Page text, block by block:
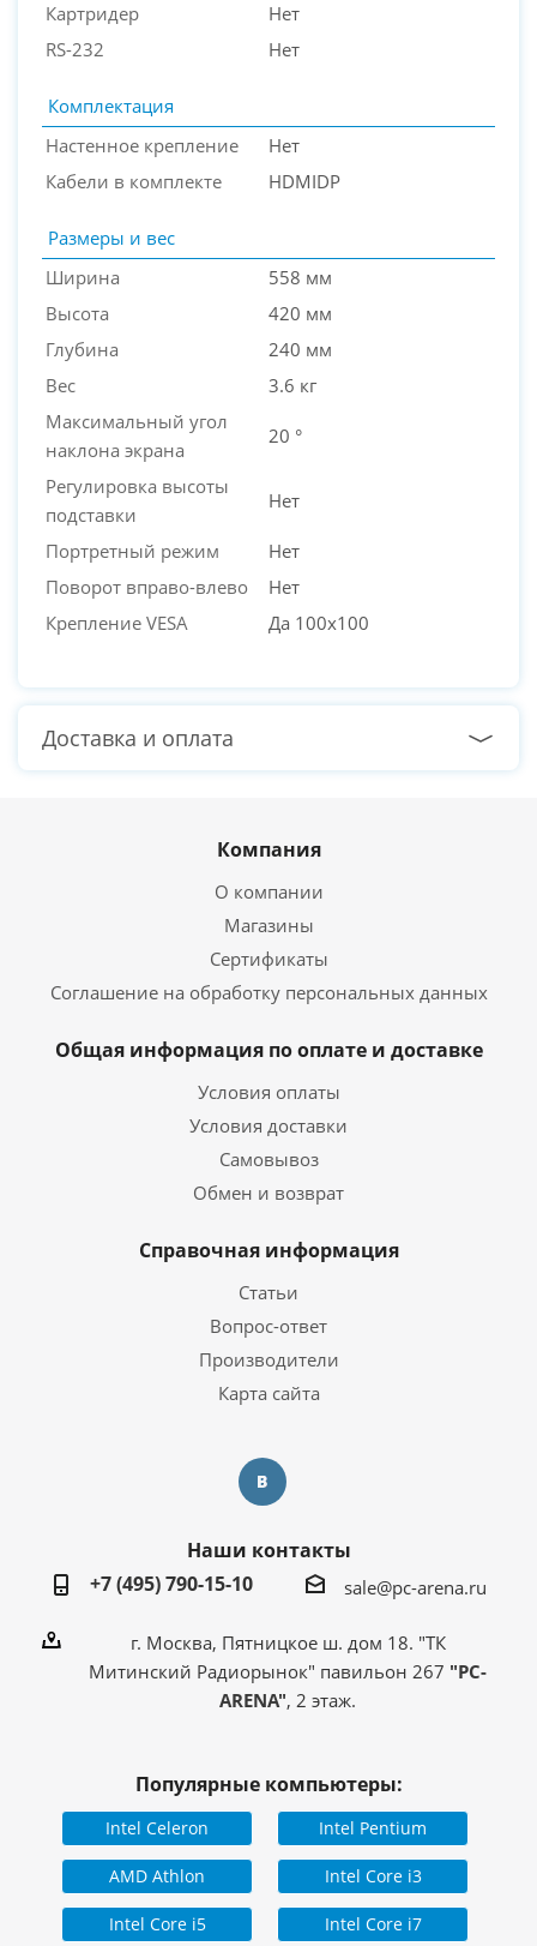
Картридер
Нет
RS-232
Нет
Комплектация
Настенное крепление
Нет
Кабели в комплекте
HDMIDP
Размеры и вес
Ширина
558 мм
Высота
420 мм
Глубина
240 мм
Вес
3.6 кг
Максимальный угол
наклона экрана
20 °
Регулировка высоты
подставки
Нет
Портретный режим
Нет
Поворот вправо-влево
Нет
Крепление VESA
Да 100x100
Доставка и оплата
Компания
О компании
Магазины
Сертификаты
Соглашение на обработку персональных данных
Общая информация по оплате и доставке
Условия оплаты
Условия доставки
Самовывоз
Обмен и возврат
Справочная информация
Статьи
Вопрос-ответ
Производители
Карта сайта
Наши контакты
+7 (495) 790-15-10
sale@pc-arena.ru
г. Москва, Пятницкое ш. дом 18. "ТК
Митинский Радиорынок" павильон 267 "PC-
ARENA", 2 этаж.
Популярные компьютеры:
Intel Celeron Intel Pentium
AMD Athlon Intel Core i3
Intel Core i5 Intel Core i7